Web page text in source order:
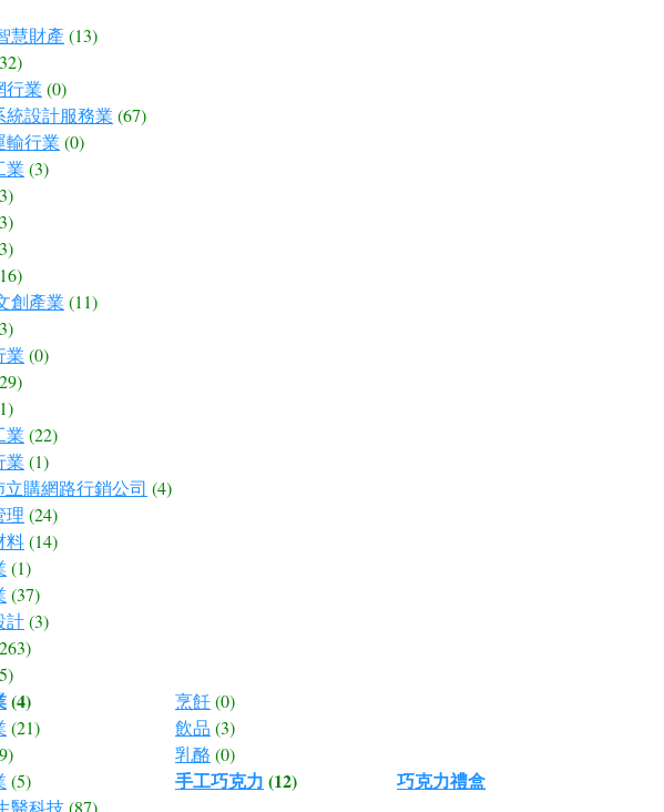
慧財產 (13)
行業 (0)
統設計服務業 (67)
輸行業 (0)
業 (3)
創產業 (11)
業 (0)
業 (22)
業 (1)
立購網路行銷公司 (4)
理 (24)
料(14)
(1)
(37)
計(3)
(4)
(21)
(5)
醫科技(87)
烹飪(0)
飲品 (3)
乳酪(0)
手工巧克力 (12) 巧克力禮盒